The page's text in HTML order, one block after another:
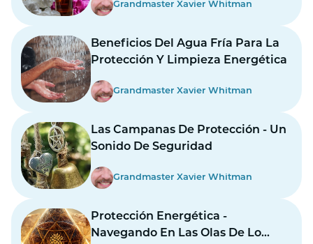
Grandmaster Xavier Whitman
Beneficios Del Agua Fría Para La
Protección Y Limpieza Energética
Grandmaster Xavier Whitman
Las Campanas De Protección - Un
Sonido De Seguridad
Grandmaster Xavier Whitman
Protección Energética -
Navegando En Las Olas De Lo